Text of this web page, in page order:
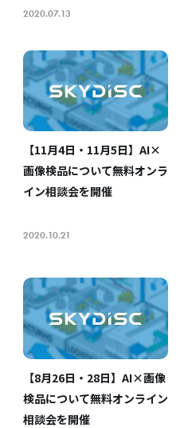
2020.07.13
【11月4日・11月5日】AI×
画像検品について無料オンラ
イン相談会を開催
2020.10.21
【8月26日・28日】AI×画像
検品について無料オンライン
相談会を開催